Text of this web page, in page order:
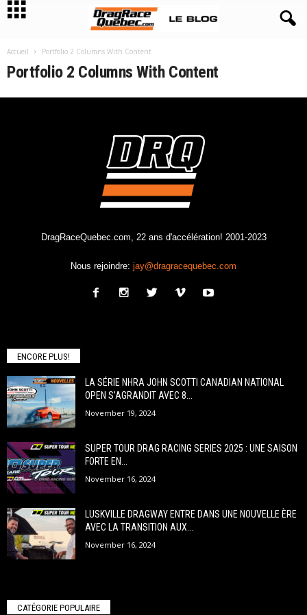
Accueil Portfolio 2 Columns With Content
Portfolio 2 Columns With Content
DragRaceQuebec.com, 22 ans d'accélération! 2001-2023
Nous rejoindre: jay@dragracequebec.com
ENCORE PLUS!
LA SÉRIE NHRA JOHN SCOTTI CANADIAN NATIONAL
OPEN S’AGRANDIT AVEC 8...
November 19, 2024
SUPER TOUR DRAG RACING SERIES 2025 : UNE SAISON
FORTE EN...
November 16, 2024
LUSKVILLE DRAGWAY ENTRE DANS UNE NOUVELLE ÈRE
AVEC LA TRANSITION AUX...
November 16, 2024
CATÉGORIE POPULAIRE